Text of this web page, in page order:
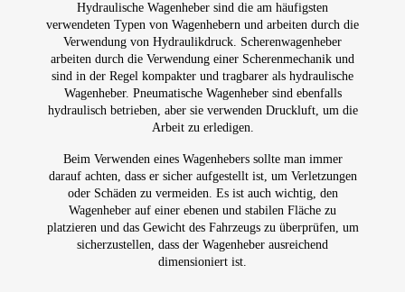
Hydraulische Wagenheber sind die am häufigsten
verwendeten Typen von Wagenhebern und arbeiten durch die
Verwendung von Hydraulikdruck. Scherenwagenheber
arbeiten durch die Verwendung einer Scherenmechanik und
sind in der Regel kompakter und tragbarer als hydraulische
Wagenheber. Pneumatische Wagenheber sind ebenfalls
hydraulisch betrieben, aber sie verwenden Druckluft, um die
Arbeit zu erledigen.
Beim Verwenden eines Wagenhebers sollte man immer
darauf achten, dass er sicher aufgestellt ist, um Verletzungen
oder Schäden zu vermeiden. Es ist auch wichtig, den
Wagenheber auf einer ebenen und stabilen Fläche zu
platzieren und das Gewicht des Fahrzeugs zu überprüfen, um
sicherzustellen, dass der Wagenheber ausreichend
dimensioniert ist.